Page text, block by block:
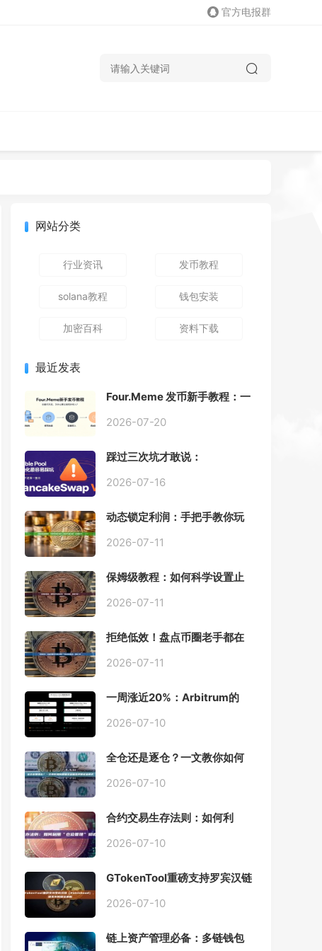
官方电报群
网站分类
行业资讯 发币教程
solana教程 钱包安装
加密百科 资料下载
最近发表
Four.Meme 发币新手教程：一
动踩坑
2026-07-20
踩过三次坑才敢说：
Pool 最容易翻车的不是手续
2026-07-16
动态锁定利润：手把手教你玩
2026-07-11
保姆级教程：如何科学设置止
2026-07-11
拒绝低效！盘点币圈老手都在
具
2026-07-11
一周涨近20%：Arbitrum的
Chain一夜盘活
2026-07-10
全仓还是逐仓？一文教你如何
2026-07-10
合约交易生存法则：如何利
2026-07-10
GTokenTool重磅支持罗宾汉链
程全解析
2026-07-10
链上资产管理必备：多链钱包